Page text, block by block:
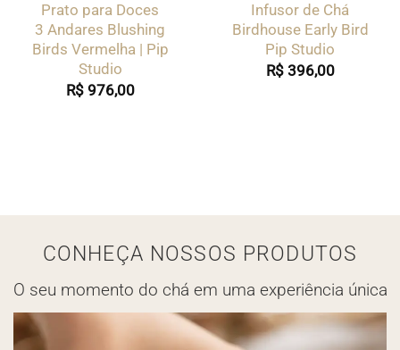
Prato para Doces
3 Andares Blushing
Birds Vermelha | Pip
Studio
R$976,00
Infusor de Chá
Birdhouse Early Bird
Pip Studio
R$396,00
CONHEÇA NOSSOS PRODUTOS
O seu momento do chá em uma experiência única